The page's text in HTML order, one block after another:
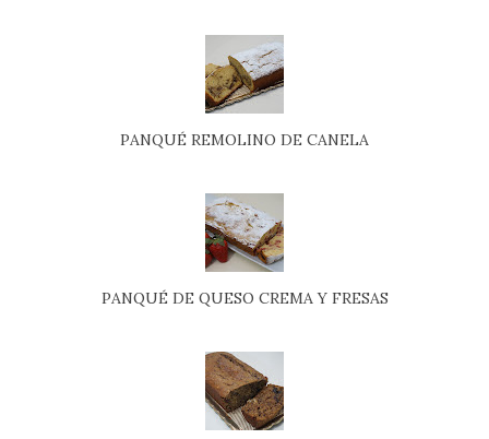
PANQUÉ REMOLINO DE CANELA
PANQUÉ DE QUESO CREMA Y FRESAS